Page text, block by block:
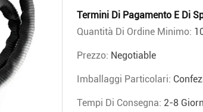
Termini Di Pagamento E Di
Quantità Di Ordine Minimo:
Prezzo: Negotiable
Imballaggi Particolari:
Tempi Di Consegna: 2-8